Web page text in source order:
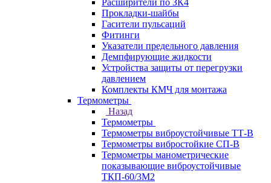
Расширители по ЗК4
Прокладки-шайбы
Гасители пульсаций
Фитинги
Указатели предельного давления
Демпфирующие жидкости
Устройства защиты от перегрузки
давлением
Комплекты КМЧ для монтажа
Термометры
Назад
Термометры
Термометры виброустойчивые ТТ-В
Термометры вибростойкие СП-В
Термометры манометрические
показывающие виброустойчивые
ТКП-60/3М2